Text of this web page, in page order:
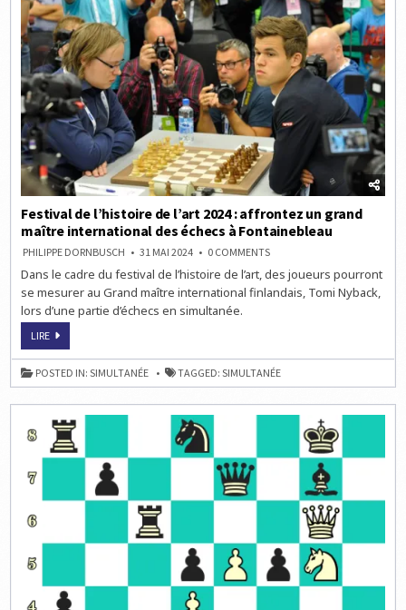
Festival de l’histoire de l’art 2024 : affrontez un grand
maître international des échecs à Fontainebleau
PHILIPPE DORNBUSCH 31 MAI 2024 0 COMMENTSON
DE
L’HISTOIRE
DE
GRAND
MAÎTRE
ÉCHECS
À
FONTAINEBLEAU
Dans le cadre du festival de l’histoire de l’art, des joueurs pourront
se mesurer au Grand maître international finlandais, Tomi Nyback,
lors d’une partie d’échecs en simultanée.
LIREFESTIVAL
L’HISTOIRE
DE
L’ART
2024
UN
GRAND
MAÎTRE
INTERNATIONAL
FONTAINEBLEAU
POSTED IN:SIMULTANÉE TAGGED:SIMULTANÉE